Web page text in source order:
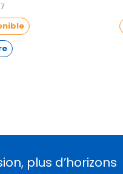
plus d’horizons